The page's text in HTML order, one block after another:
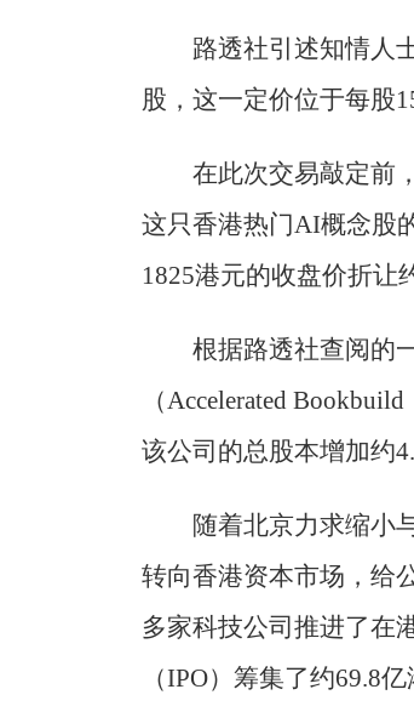
路透社引述知情人
股，这一定价位于每股
在此次交易敲定前
这只香港热门AI概念股
1825港元的收盘价折让
根据路透社查阅的
（Accelerated
该公司的总股本增加约
随着北京力求缩小
转向香港资本市场，给
多家科技公司推进了在
（IPO）筹集了约69.8亿